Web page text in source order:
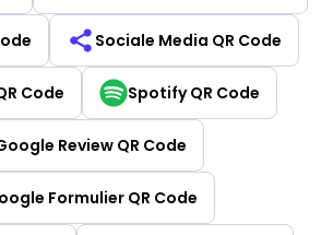
Sociale Media QR Code
Code Spotify QR Code
Review QR Code
Formulier QR Code